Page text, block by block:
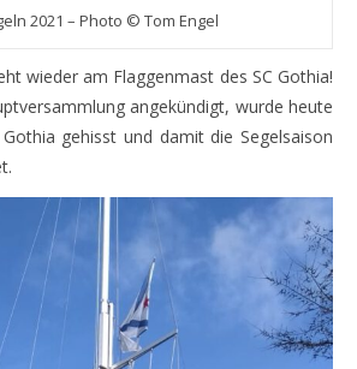
2021 – Photo © Tom Engel
angekündigt, wurde heute
gehisst und damit die Segelsaison